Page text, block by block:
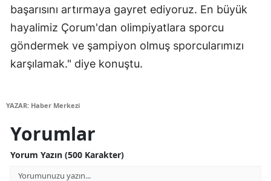
başarısını artırmaya gayret ediyoruz. En büyük
hayalimiz Çorum'dan olimpiyatlara sporcu
göndermek ve şampiyon olmuş sporcularımızı
karşılamak." diye konuştu.
YAZAR: Haber Merkezi
Yorumlar
Yorum Yazın (500 Karakter)